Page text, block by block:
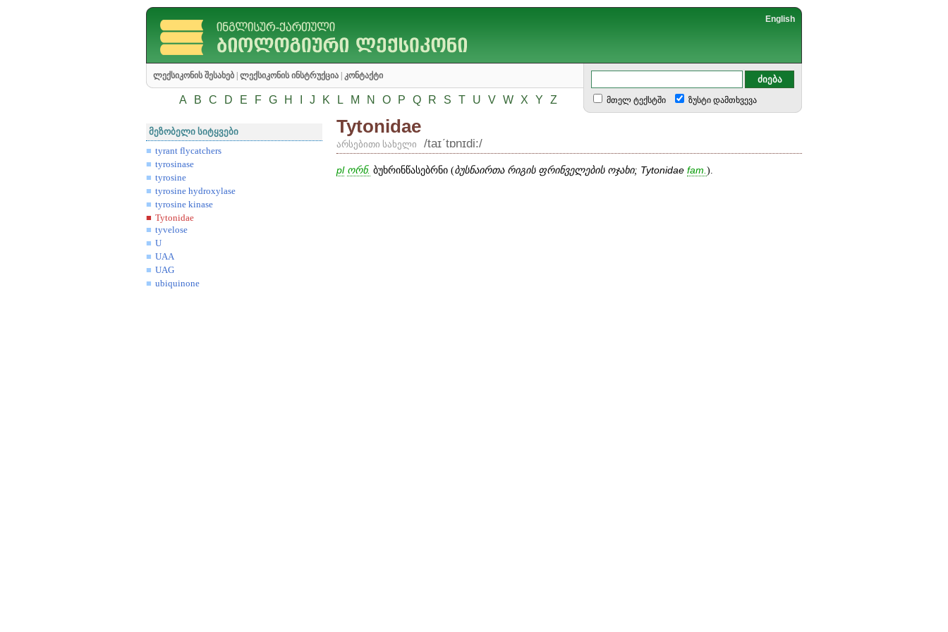
English
ლექსიკონის შესახებ ლექსიკონის ინსტრუქცია კონტაქტი
A B C D E F G H J K L M N O P Q R S T U V W X Y Z მთელ ტექსტში ზუსტი დამთხვევა
მეზობელი სიტყვები
tyrant flycatchers
tyrosinase
tyrosine
tyrosine hydroxylase
tyrosine kinase
Tytonidae
tyvelose
U
UAA
UAG
ubiquinone
Tytonidae
არსებითი სახელი /taɪʹtɒnɪdi:/
pl ორნ. ბუხრინწასებრნი (ბუსნაირთა რიგის ფრინველების ოჯახი; Tytonidae fam ).